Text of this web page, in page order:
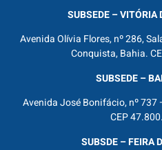
SUBSEDE – VITÓRIA
Avenida Olívia Flores, nº 286,
Conquista, Bahia.
SUBSEDE –
Avenida José Bonifácio, nº 737
CEP
SUBSDE – FEIRA